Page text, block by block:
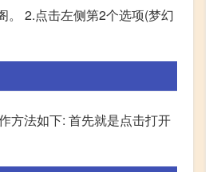
。 2.点击左侧第2个选项(梦幻
方法如下: 首先就是点击打开